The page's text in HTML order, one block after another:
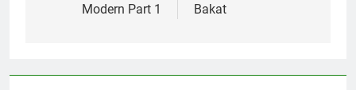
Modern Part 1
Bakat